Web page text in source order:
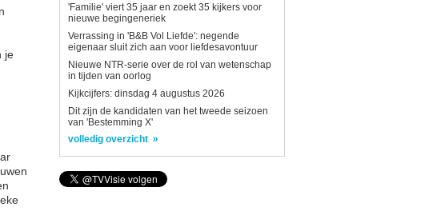
je
'Familie' viert 35 jaar en zoekt 35 kijkers voor
nieuwe begingeneriek
Verrassing in 'B&B Vol Liefde': negende
eigenaar sluit zich aan voor liefdesavontuur
Nieuwe NTR-serie over de rol van wetenschap
in tijden van oorlog
Kijkcijfers: dinsdag 4 augustus 2026
Dit zijn de kandidaten van het tweede seizoen
van 'Bestemming X'
volledig overzicht